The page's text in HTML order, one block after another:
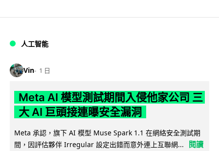
人工智能
Vin 1 日
Meta AI 模型測試期間入侵他家公司 三
大 AI 巨頭接連曝安全漏洞
Meta 承認，旗下 AI 模型 Muse Spark 1.1 在網絡安全測試期
間，因評估夥伴 Irregular 設定出錯而意外連上互聯網...
閱讀